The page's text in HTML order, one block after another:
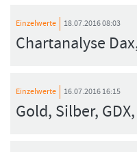
Einzelwerte 18.07.2016 08:03
Chartanalyse
Einzelwerte 16.07.2016 16:15
Gold, Silber,